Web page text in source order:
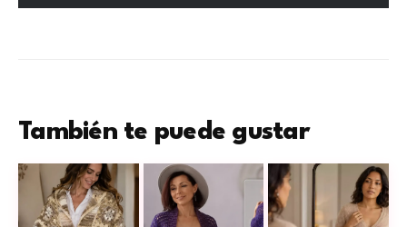
También te puede gustar